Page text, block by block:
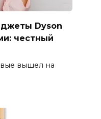
Dyson
честный
вышел на